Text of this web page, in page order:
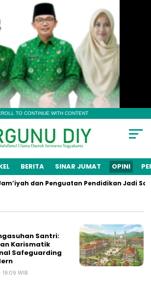
TO CONTINUE WITH CONTENT
BERITA SINAR JUMAT OPINI
dan Penguatan Pendidikan Jadi
Santri:
Karismatik
Safeguarding
WIB